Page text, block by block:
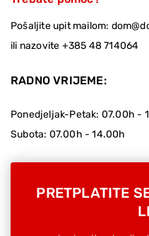
Pošaljite upit mailom:
ili nazovite +385 48 714064
RADNO VRIJEME:
Ponedjeljak-Petak: 07.00h -
Subota: 07.00h - 14.00h
PRETPLATITE